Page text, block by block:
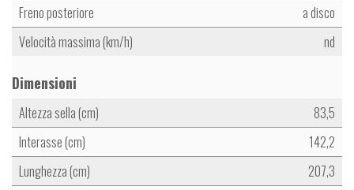
Freno posteriore
a disco
Velocità massima (km/h)
nd
Dimensioni
Altezza sella (cm)
83,5
Interasse (cm)
142,2
Lunghezza (cm)
207,3